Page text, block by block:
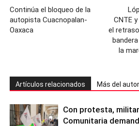
Continúa el bloqueo de la
autopista Cuacnopalan-
Oaxaca
CNTE
el
la
Artículos relacionados Más del autor
Con protesta,
Comunitaria